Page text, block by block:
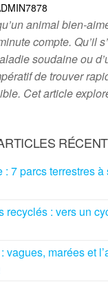
animal bien-
compte. Qu’il
soudaine ou
de trouver
Cet article
: 7 parcs terrestres
recyclés : vers un
vagues, marées et